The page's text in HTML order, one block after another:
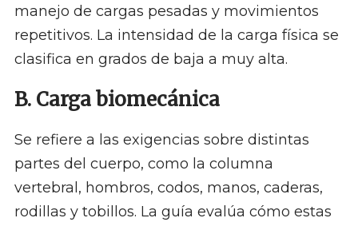
manejo de cargas pesadas y movimientos
repetitivos. La intensidad de la carga física se
clasifica en grados de baja a muy alta.
B. Carga biomecánica
Se refiere a las exigencias sobre distintas
partes del cuerpo, como la columna
vertebral, hombros, codos, manos, caderas,
rodillas y tobillos. La guía evalúa cómo estas